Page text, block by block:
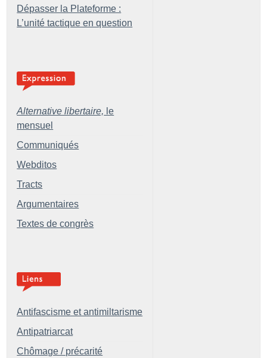
Dépasser la Plateforme :
L’unité tactique en question
Alternative libertaire, le
mensuel
Communiqués
Webditos
Tracts
Argumentaires
Textes de congrès
Antifascisme et antimiltarisme
Antipatriarcat
Chômage / précarité